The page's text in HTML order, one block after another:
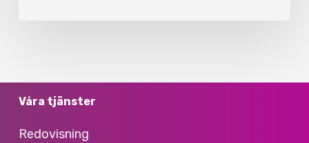
Våra tjänster
Redovisning